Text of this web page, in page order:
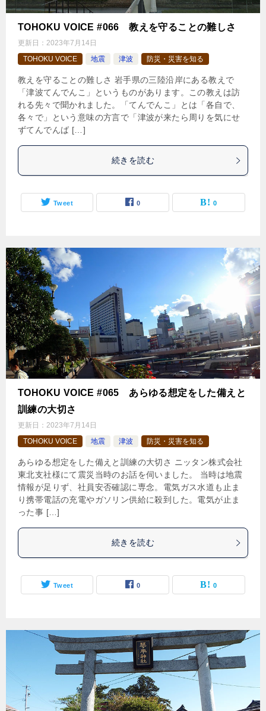
TOHOKU VOICE #066 教えを守ることの難しさ
更新日： 2023年7月14日
TOHOKU VOICE
地震 津波 防災・災害を知る
教えを守ることの難しさ 岩手県の三陸沿岸にある教えで
「津波てんでんこ」というものがあります。この教えは訪
れる先々で聞かれました。「てんでんこ」とは「各自で、
各々で」という意味の方言で「津波が来たら周りを気にせ
ずてんでんば […]
続きを読む
Tweet 0 0
TOHOKU VOICE #065 あらゆる想定をした備えと
訓練の大切さ
更新日： 2023年7月14日
TOHOKU VOICE
地震 津波 防災・災害を知る
あらゆる想定をした備えと訓練の大切さ ニッタン株式会社
東北支社様にて震災当時のお話を伺いました。 当時は地震
情報が足りず、社員安否確認に専念。電気ガス水道も止ま
り携帯電話の充電やガソリン供給に殺到した。電気が止ま
った事 […]
続きを読む
Tweet 0 0